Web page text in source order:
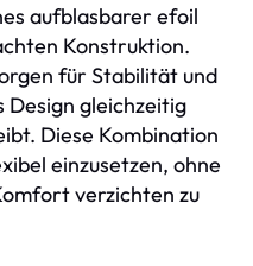
aufblasbarer efoil
Konstruktion.
für Stabilität und
Design gleichzeitig
Diese Kombination
einzusetzen, ohne
verzichten zu